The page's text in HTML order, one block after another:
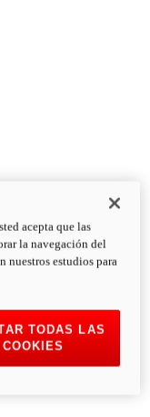
acepta que las
la navegación del
nuestros estudios para
TODAS LAS
COOKIES